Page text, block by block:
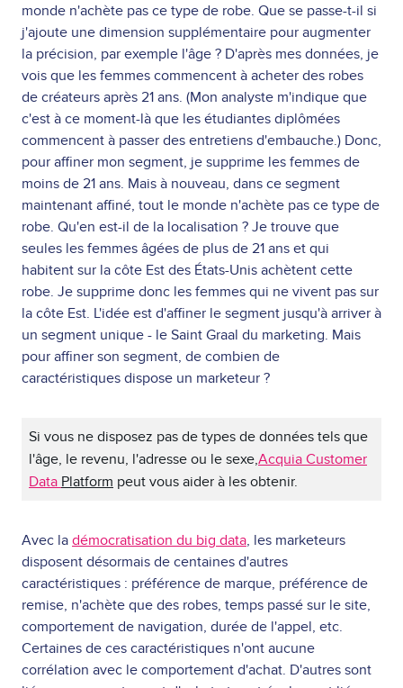
monde n'achète pas ce type de robe. Que se passe-t-il si
j'ajoute une dimension supplémentaire pour augmenter
la précision, par exemple l'âge ? D'après mes données, je
vois que les femmes commencent à acheter des robes
de créateurs après 21 ans. (Mon analyste m'indique que
c'est à ce moment-là que les étudiantes diplômées
commencent à passer des entretiens d'embauche.) Donc,
pour affiner mon segment, je supprime les femmes de
moins de 21 ans. Mais à nouveau, dans ce segment
maintenant affiné, tout le monde n'achète pas ce type de
robe. Qu'en est-il de la localisation ? Je trouve que
seules les femmes âgées de plus de 21 ans et qui
habitent sur la côte Est des États-Unis achètent cette
robe. Je supprime donc les femmes qui ne vivent pas sur
la côte Est. L'idée est d'affiner le segment jusqu'à arriver à
un segment unique - le Saint Graal du marketing. Mais
pour affiner son segment, de combien de
caractéristiques dispose un marketeur ?
Si vous ne disposez pas de types de données tels que
l'âge, le revenu, l'adresse ou le sexe,Acquia Customer
Data Platform peut vous aider à les obtenir.
Avec la démocratisation du big data, les marketeurs
disposent désormais de centaines d'autres
caractéristiques : préférence de marque, préférence de
remise, n'achète que des robes, temps passé sur le site,
comportement de navigation, durée de l'appel, etc.
Certaines de ces caractéristiques n'ont aucune
corrélation avec le comportement d'achat. D'autres sont